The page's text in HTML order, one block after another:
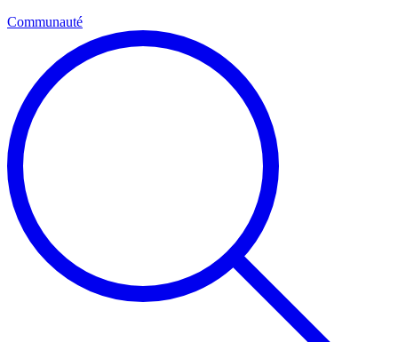
Communauté